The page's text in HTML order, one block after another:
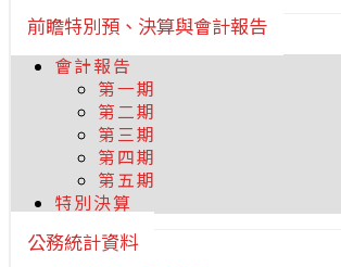
前瞻特別預、決算與會計報告
會計報告
第一期
第二期
第三期
第四期
第五期
特別決算
公務統計資料